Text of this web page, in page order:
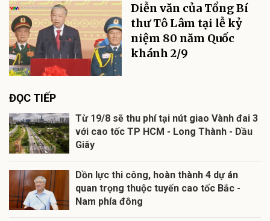
Diễn văn của Tổng Bí
thư Tô Lâm tại lễ kỷ
niệm 80 năm Quốc
khánh 2/9
ĐỌC TIẾP
Từ 19/8 sẽ thu phí tại nút giao Vành đai 3
với cao tốc TP HCM - Long Thành - Dầu
Giây
Dồn lực thi công, hoàn thành 4 dự án
quan trọng thuộc tuyến cao tốc Bắc -
Nam phía đông